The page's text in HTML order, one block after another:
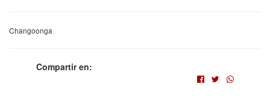
Changoonga
Compartir en: